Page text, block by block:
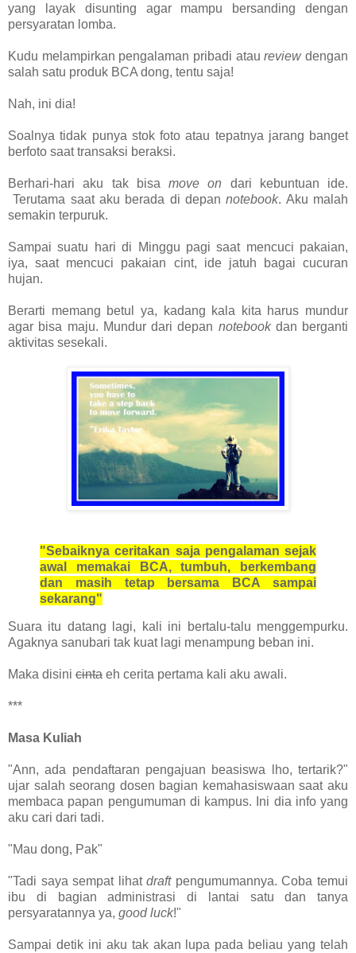
yang layak disunting agar mampu bersanding dengan
persyaratan lomba.
Kudu melampirkan pengalaman pribadi ataureviewdengan
salah satu produk BCA dong, tentu saja!
Nah, ini dia!
Soalnya tidak punya stok foto atau tepatnya jarang banget
berfoto saat transaksi beraksi.
Berhari-hari aku tak bisa move on dari kebuntuan ide.
Terutama saat aku berada di depannotebook. Aku malah
semakin terpuruk.
Sampai suatu hari di Minggu pagi saat mencuci pakaian,
iya, saat mencuci pakaian cint, ide jatuh bagai cucuran
hujan.
Berarti memang betul ya, kadang kala kita harus mundur
agar bisa maju. Mundur dari depan notebookdan berganti
aktivitas sesekali.
"Sebaiknya ceritakan saja pengalaman sejak
awal memakai BCA, tumbuh, berkembang
dan masih tetap bersama BCA sampai
sekarang"
Suara itu datang lagi, kali ini bertalu-talu menggempurku.
Agaknya sanubari tak kuat lagi menampung beban ini.
Maka disini cinta eh cerita pertama kali aku awali.
***
Masa Kuliah
"Ann, ada pendaftaran pengajuan beasiswa lho, tertarik?"
ujar salah seorang dosen bagian kemahasiswaan saat aku
membaca papan pengumuman di kampus. Ini dia info yang
aku cari dari tadi.
"Mau dong, Pak"
"Tadi saya sempat lihatdraftpengumumannya. Coba temui
ibu di bagian administrasi di lantai satu dan tanya
persyaratannya ya, good luck!"
Sampai detik ini aku tak akan lupa pada beliau yang telah